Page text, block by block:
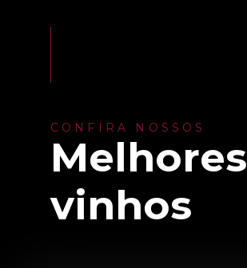
CONFIRA NOSSOS
Melhores
vinhos